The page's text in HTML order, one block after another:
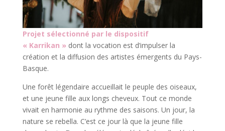
Projet sélectionné par le dispositif
« Karrikan » dont la vocation est d’impulser la
création et la diffusion des artistes émergents du Pays-
Basque.
Une forêt légendaire accueillait le peuple des oiseaux,
et une jeune fille aux longs cheveux. Tout ce monde
vivait en harmonie au rythme des saisons. Un jour, la
nature se rebella. C’est ce jour là que la jeune fille